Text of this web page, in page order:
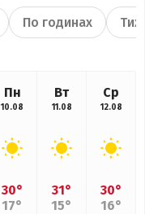
По годинах
Пн
10.08
30°
17°
Вт
11.08
31°
15°
Ср
12.08
30°
16°